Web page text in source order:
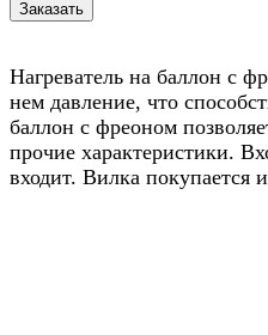
Нагреватель на баллон с
нем давление, что
баллон с фреоном
прочие характеристики.
входит. Вилка покупается